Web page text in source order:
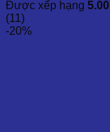
Được xếp hạng 5.00
(11)
-20%